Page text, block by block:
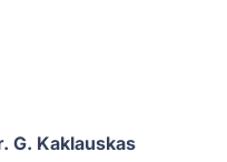
G. Kaklauskas